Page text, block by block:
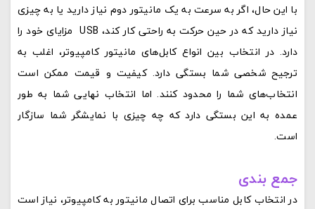
با این حال، اگر به سرعت به یک مانیتور دوم نیاز دارید یا به چیزی
نیاز دارید که در حین حرکت به راحتی کار کند، USB مزایای خود را
دارد. در انتخاب بین انواع کابل‌های مانیتور کامپیوتر، اغلب به
ترجیح شخصی شما بستگی دارد. کیفیت و قیمت ممکن است
انتخاب‌های شما را محدود کنند. اما انتخاب نهایی شما به طور
عمده به این بستگی دارد که چه چیزی با نمایشگر شما سازگار
است.
جمع بندی
در انتخاب کابل مناسب برای اتصال مانیتور به کامپیوتر، نیاز است